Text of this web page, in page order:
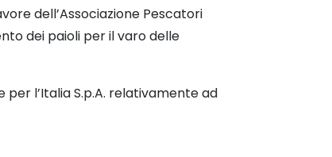
dell’Associazione Pescatori
dei paioli per il varo delle
l’Italia S.p.A. relativamente ad